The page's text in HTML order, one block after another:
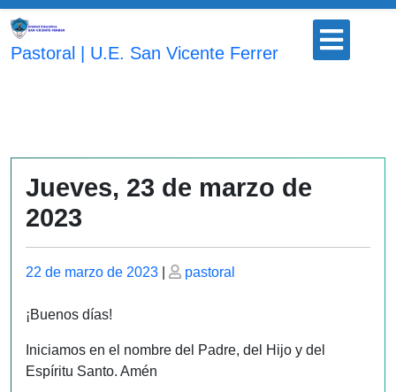
Saltar
contenido
Pastoral | U.E. San Vicente Ferrer
Botón
abrir
Jueves, 23 de marzo de
2023
Publicado
22 de marzo de 2023
Publicado
pastoral
¡Buenos días!
Iniciamos en el nombre del Padre, del Hijo y del
Espíritu Santo. Amén